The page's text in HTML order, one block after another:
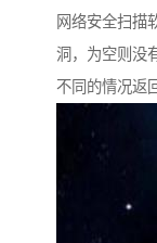
网络安全扫描
洞，为空则没
不同的情况返